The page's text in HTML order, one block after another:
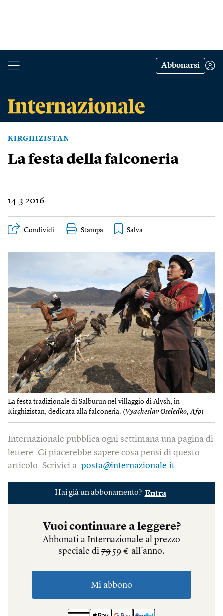
Abbonarsi
KIRGHIZISTAN
La festa della falconeria
14.3.2016
Condividi Stampa
La festa tradizionale di Salburun nel villaggio di Alysh, in
Kirghizistan, dedicata alla falconeria. ( Vyacheslav Oseledko, Afp)
Internazionale pubblica ogni settimana una pagina di
lettere. Ci piacerebbe sapere cosa pensi di questo
articolo. Scrivici a: posta@internazionale.it